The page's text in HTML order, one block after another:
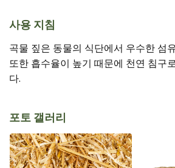
사용 지침
곡물 짚은 동물의 식단에서 우수한 섬
또한 흡수율이 높기 때문에 천연 침구
다.
포토 갤러리